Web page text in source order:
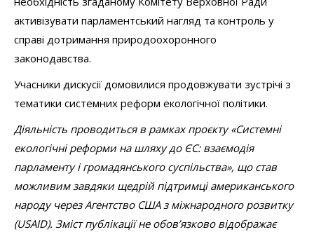
активізувати парламентський нагляд та контроль у
справі дотримання природоохоронного
законодавства.
Учасники дискусії домовилися продовжувати зустрічі з
тематики системних реформ екологічної політики.
Діяльність проводиться в рамках проєкту «Системні
екологічні реформи на шляху до ЄС: взаємодія
парламенту і громадянського суспільства», що став
можливим завдяки щедрій підтримці американського
народу через Агентство США з міжнародного розвитку
(USAID). Зміст публікації не обов’язково відображає